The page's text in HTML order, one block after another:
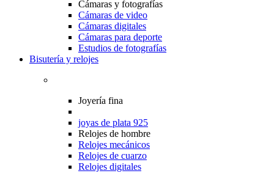
Cámaras y fotografías
Cámaras de video
Cámaras digitales
Cámaras para deporte
Estudios de fotografías
Bisutería y relojes
Joyería fina
joyas de plata 925
Relojes de hombre
Relojes mecánicos
Relojes de cuarzo
Relojes digitales